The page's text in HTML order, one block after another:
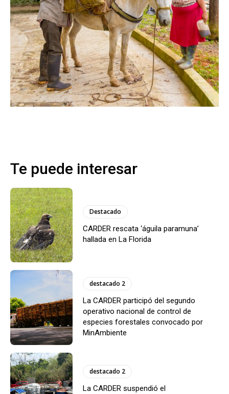
Te puede interesar
Destacado
CARDER rescata ‘águila paramuna’
hallada en La Florida
destacado 2
La CARDER participó del segundo
operativo nacional de control de
especies forestales convocado por
MinAmbiente
destacado 2
La CARDER suspendió el